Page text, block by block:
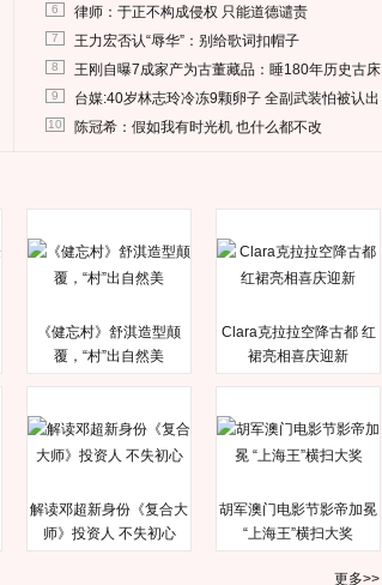
6 律师：于正不构成侵权 只能道德谴责
7 王力宏否认“辱华”：别给歌词扣帽子
8 王刚自曝7成家产为古董藏品：睡180年历史古床
9 台媒:40岁林志玲冷冻9颗卵子 全副武装怕被认出
10 陈冠希：假如我有时光机 也什么都不改
《健忘村》舒淇造型颠
覆，“村”出自然美
Clara克拉拉空降古都 红
裙亮相喜庆迎新
解读邓超新身份《复合大
师》投资人 不失初心
胡军澳门电影节影帝加冕
“上海王”横扫大奖
更多>>